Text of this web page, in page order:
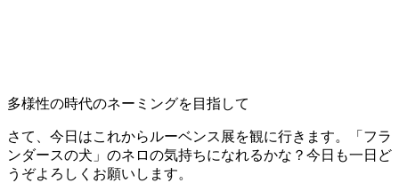
多様性の時代のネーミングを目指して
さて、今日はこれからルーベンス展を観に行きます。「フラ
ンダースの犬」のネロの気持ちになれるかな？今日も一日ど
うぞよろしくお願いします。